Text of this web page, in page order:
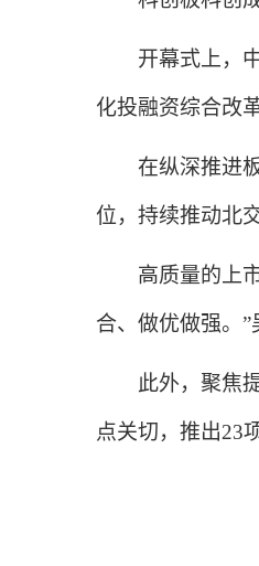
开幕式上，中
化投融资综合改
在纵深推进板
位，持续推动北
高质量的上市
合、做优做强。”
此外，聚焦提
点关切，推出23